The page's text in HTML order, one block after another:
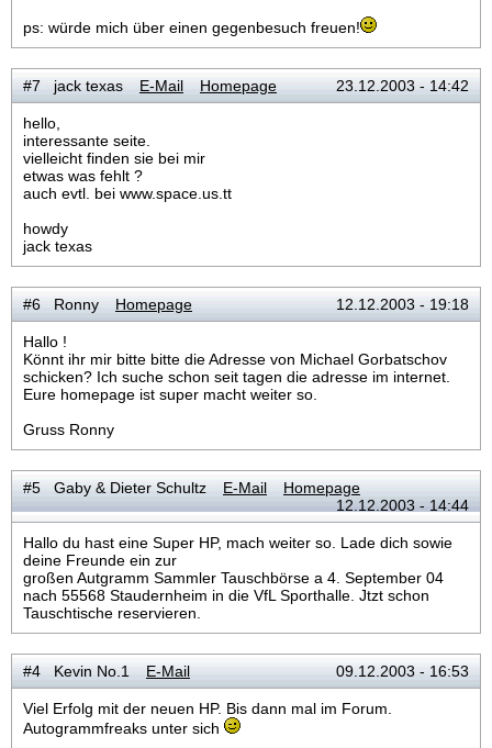
ps: würde mich über einen gegenbesuch freuen!
#7 jack texas E-Mail Homepage 23.12.2003 - 14:42
hello,
interessante seite.
vielleicht finden sie bei mir
etwas was fehlt ?
auch evtl. bei www.space.us.tt
howdy
jack texas
#6 Ronny Homepage 12.12.2003 - 19:18
Hallo !
Könnt ihr mir bitte bitte die Adresse von Michael Gorbatschov
schicken? Ich suche schon seit tagen die adresse im internet.
Eure homepage ist super macht weiter so.
Gruss Ronny
#5 Gaby & Dieter Schultz E-Mail
Homepage
12.12.2003 - 14:44
Hallo du hast eine Super HP, mach weiter so. Lade dich sowie
deine Freunde ein zur
großen Autgramm Sammler Tauschbörse a 4. September 04
nach 55568 Staudernheim in die VfL Sporthalle. Jtzt schon
Tauschtische reservieren.
#4 Kevin No.1 E-Mail 09.12.2003 - 16:53
Viel Erfolg mit der neuen HP. Bis dann mal im Forum.
Autogrammfreaks unter sich